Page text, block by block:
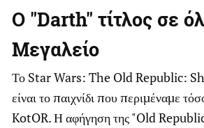
Ο "Darth" τίτλος σε
Μεγαλείο
Το Star Wars: The Old Republic:
είναι το παιχνίδι που περιμέναμε
KotOR. Η αφήγηση της "Old Republic